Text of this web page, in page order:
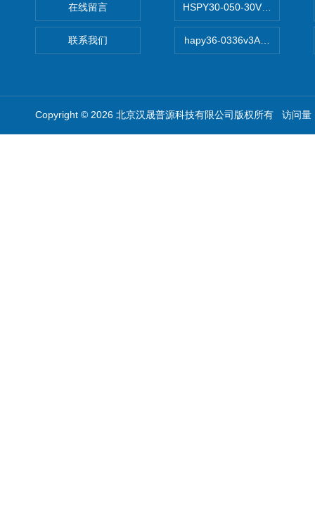
在线留言
联系我们
HSPY30-050-30V/-05A可调
hapy36-0336v3A高精度小型
Copyright © 2026 北京汉晟普源科技有限公司版权所有 访问量